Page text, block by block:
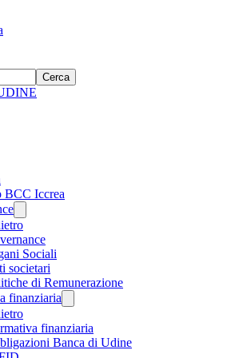
Cerca
BCC Iccrea
Sociali
societari
di Remunerazione
finanziaria
finanziaria
Banca di Udine